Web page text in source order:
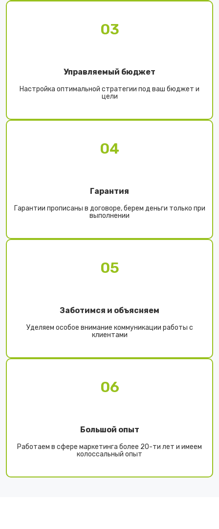
03
Управляемый бюджет
Настройка оптимальной стратегии под ваш бюджет и
цели
04
Гарантия
Гарантии прописаны в договоре, берем деньги только при
выполнении
05
Заботимся и объясняем
Уделяем особое внимание коммуникации работы с
клиентами
06
Большой опыт
Работаем в сфере маркетинга более 20-ти лет и имеем
колоссальный опыт